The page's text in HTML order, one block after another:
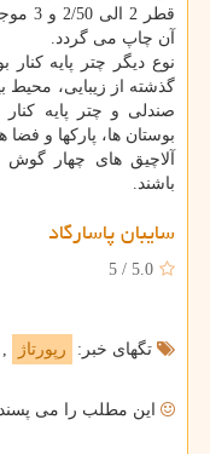
قطر
آن چاپ می گردد.
گذشته از زیبایی،
صندلی و چتر پایه
بوستان ها، پارکها و
آلاچیق های چهار گوش
باشند.
سایبان پاسارگاد
5.0
/
5
تگهای خبر: رپورتاژ
این مطلب را می